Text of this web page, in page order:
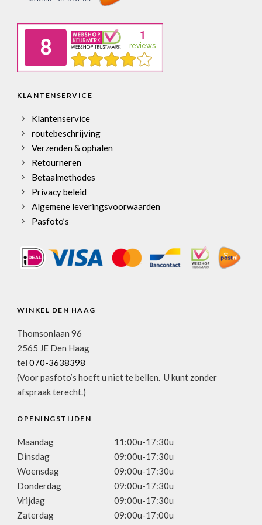
KLANTENSERVICE
Klantenservice
routebeschrijving
Verzenden & ophalen
Retourneren
Betaalmethodes
Privacy beleid
Algemene leveringsvoorwaarden
Pasfoto’s
WINKEL DEN HAAG
Thomsonlaan 96
2565 JE Den Haag
tel 070-3638398
(Voor pasfoto’s hoeft u niet te bellen. U kunt zonder
afspraak terecht.)
OPENINGSTIJDEN
Maandag
11:00u-17:30u
Dinsdag
09:00u-17:30u
Woensdag
09:00u-17:30u
Donderdag
09:00u-17:30u
Vrijdag
09:00u-17:30u
Zaterdag
09:00u-17:00u